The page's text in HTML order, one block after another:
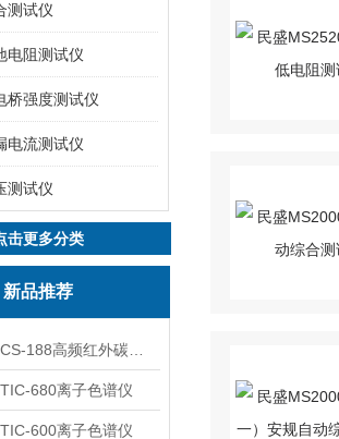
测试仪
电阻测试仪
桥强度测试仪
电流测试仪
测试仪
击更多分类
新品推荐
680离子色谱仪
600离子色谱仪